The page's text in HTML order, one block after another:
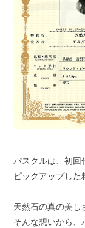
パスクルは、初回
ピックアップした
天然石の真の美し
そんな想いから、